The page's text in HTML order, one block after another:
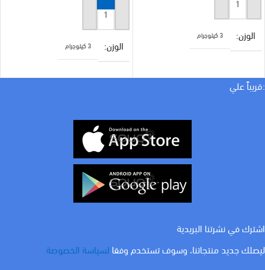
إضافة إلى السلة
الوزن 3 كيلوجرام
إضافة إلى السلة
الوزن 3 كيلوجرام
الأبعاد 10000 × 25 × 25 سنتيميتر :قريباً علي
اشترك في نشرتنا البريدية
ليصلك جديد منتجاتنا، وسوف تستخدم وفقا لسياسة الخصوصة